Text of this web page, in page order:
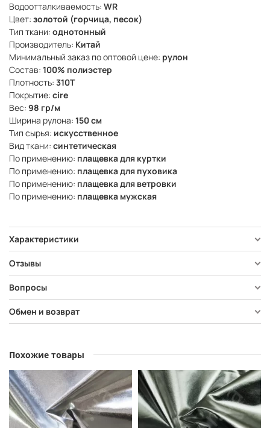
Водоотталкиваемость: WR
Цвет: золотой (горчица, песок)
Тип ткани: однотонный
Производитель: Китай
Минимальный заказ по оптовой цене: рулон
Состав: 100% полиэстер
Плотность: 310Т
Покрытие: cire
Вес: 98 гр/м
Ширина рулона: 150 см
Тип сырья: искусственное
Вид ткани: синтетическая
По применению: плащевка для куртки
По применению: плащевка для пуховика
По применению: плащевка для ветровки
По применению: плащевка мужская
Характеристики
Отзывы
Вопросы
Обмен и возврат
Похожие товары